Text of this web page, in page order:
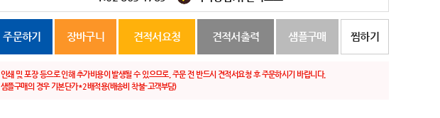
주문하기 장바구니 견적서요청 견적서출력 샘플구매 찜하기
인쇄 및 포장 등으로 인해 추가비용이 발생될 수 있으므로, 주문 전 반드시 견적서요청 후 주문하시기 바랍니다.
샘플구매의 경우 기본단가*2배적용(배송비 착불-고객부담)